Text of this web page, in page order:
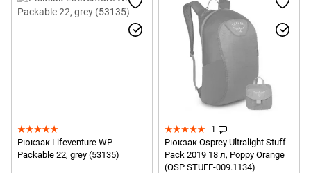
Рюкзак Lifeventure WP
Packable 22, grey (53135)
1
Рюкзак Osprey Ultralight Stuff
Pack 2019 18 л, Poppy Orange
(OSP STUFF-009.1134)